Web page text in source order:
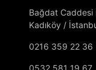
Bağdat
Kadıköy /
0216 359 22 36